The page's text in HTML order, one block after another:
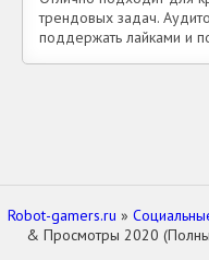
трендовых задач.
поддержать лайками и
Robot-gamers.ru »
& Просмотры 2020